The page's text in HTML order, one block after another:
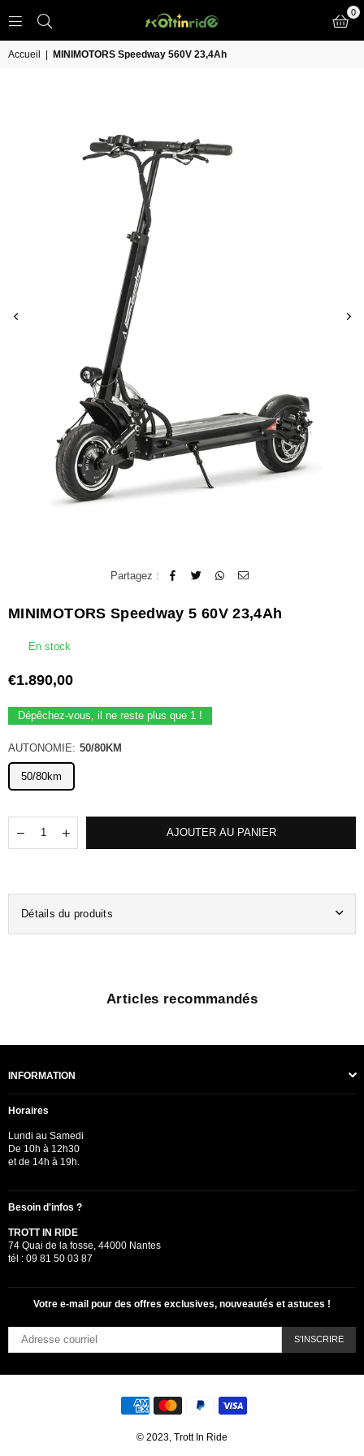
IN
0
Accueil MINIMOTORS Speedway 560V 23,4Ah
Partagez :
MINIMOTORS Speedway 5 60V 23,4Ah
En stock
Prix
€1.890,00
Dépêchez-vous, il ne reste plus que 1 !
AUTONOMIE: 50/80KM
50/80km
Translation
missing:
Translation
missing:
AJOUTER AU PANIER
Détails du produits
Articles recommandés
INFORMATION
Horaires
Lundi au Samedi
De 10h à 12h30
et de 14h à 19h.
Besoin d'infos ?
TROTT IN RIDE
74 Quai de la fosse, 44000 Nantes
tél : 09 81 50 03 87
Votre e-mail pour des offres exclusives, nouveautés et astuces !
S'INSCRIRE
© 2023, Trott In Ride